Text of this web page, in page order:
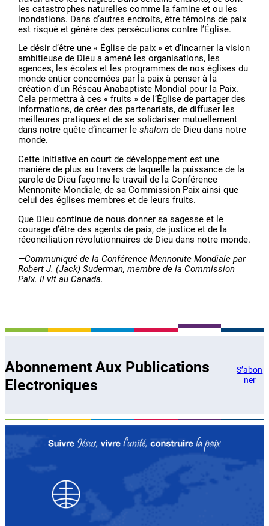
les catastrophes naturelles comme la famine et ou les
inondations. Dans d’autres endroits, être témoins de paix
est risqué et génère des persécutions contre l’Église.
Le désir d’être une « Église de paix » et d’incarner la vision
ambitieuse de Dieu a amené les organisations, les
agences, les écoles et les programmes de nos églises du
monde entier concernées par la paix à penser à la
création d’un Réseau Anabaptiste Mondial pour la Paix.
Cela permettra à ces « fruits » de l’Église de partager des
informations, de créer des partenariats, de diffuser les
meilleures pratiques et de se solidariser mutuellement
dans notre quête d’incarner leshalom de Dieu dans notre
monde.
Cette initiative en court de développement est une
manière de plus au travers de laquelle la puissance de la
parole de Dieu façonne le travail de la Conférence
Mennonite Mondiale, de sa Commission Paix ainsi que
celui des églises membres et de leurs fruits.
Que Dieu continue de nous donner sa sagesse et le
courage d’être des agents de paix, de justice et de la
réconciliation révolutionnaires de Dieu dans notre monde.
—Communiqué de la Conférence Mennonite Mondiale par
Robert J. (Jack) Suderman, membre de la Commission
Paix. Il vit au Canada.
Abonnement Aux Publications
Electroniques
S’abon
ner